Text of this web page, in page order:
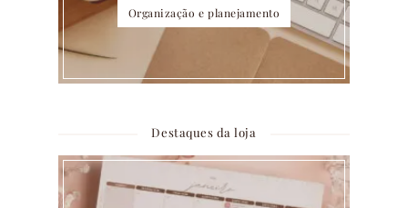
Organização e planejamento
Destaques da loja